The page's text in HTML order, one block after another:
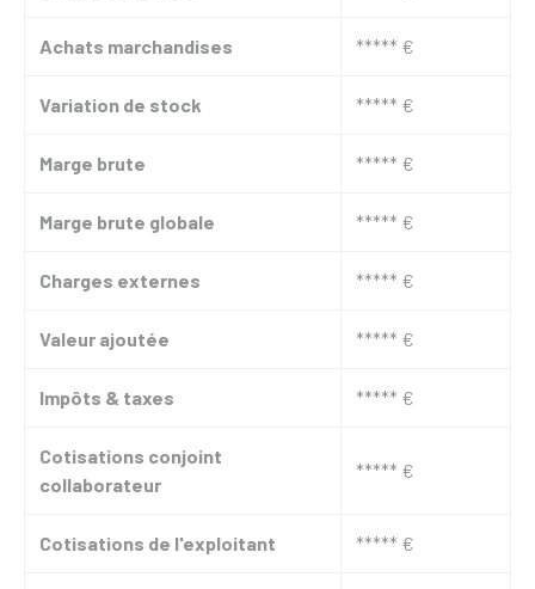
Achats marchandises ***** €
Variation de stock ***** €
Marge brute ***** €
Marge brute globale ***** €
Charges externes ***** €
Valeur ajoutée ***** €
Impôts & taxes ***** €
Cotisations conjoint
collaborateur
***** €
Cotisations de l'exploitant ***** €